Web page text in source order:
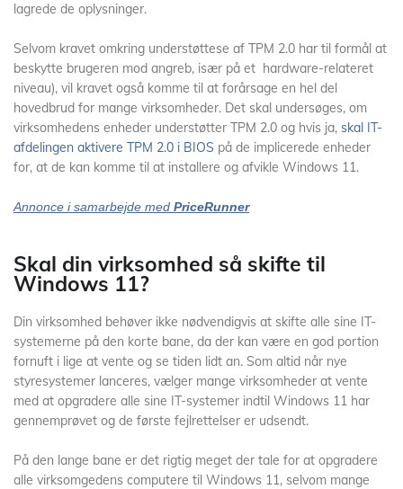
lagrede de oplysninger.
Selvom kravet omkring understøttese af TPM 2.0 har til formål at
beskytte brugeren mod angreb, især på et hardware-relateret
niveau), vil kravet også komme til at forårsage en hel del
hovedbrud for mange virksomheder. Det skal undersøges, om
virksomhedens enheder understøtter TPM 2.0 og hvis ja, skal IT-
afdelingen aktivere TPM 2.0 i BIOS på de implicerede enheder
for, at de kan komme til at installere og afvikle Windows 11.
Annonce i samarbejde med PriceRunner
Skal din virksomhed så skifte til
Windows 11?
Din virksomhed behøver ikke nødvendigvis at skifte alle sine IT-
systemerne på den korte bane, da der kan være en god portion
fornuft i lige at vente og se tiden lidt an. Som altid når nye
styresystemer lanceres, vælger mange virksomheder at vente
med at opgradere alle sine IT-systemer indtil Windows 11 har
gennemprøvet og de første fejlrettelser er udsendt.
På den lange bane er det rigtig meget der tale for at opgradere
alle virksomgedens computere til Windows 11, selvom mange